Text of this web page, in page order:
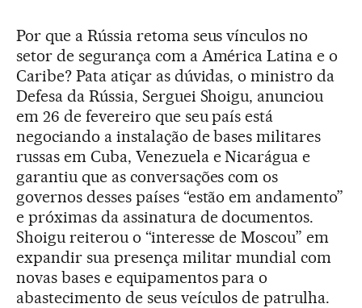
Por que a Rússia retoma seus vínculos no
setor de segurança com a América Latina e o
Caribe? Pata atiçar as dúvidas, o ministro da
Defesa da Rússia, Serguei Shoigu, anunciou
em 26 de fevereiro que seu país está
negociando a instalação de bases militares
russas em Cuba, Venezuela e Nicarágua e
garantiu que as conversações com os
governos desses países “estão em andamento”
e próximas da assinatura de documentos.
Shoigu reiterou o “interesse de Moscou” em
expandir sua presença militar mundial com
novas bases e equipamentos para o
abastecimento de seus veículos de patrulha.